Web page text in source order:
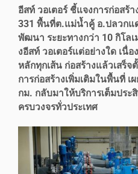
อีสท์ วอเตอร์ ชี้แจงการก่อสร้
331 พื้นที่ต.แม่น้ำคู้ อ.ปลวก
พัฒนา ระยะทางกว่า 10 กิโล
งอีสท์ วอเตอร์แต่อย่างใด เนื่
หลักทุกเส้น ก่อสร้างแล้วเสร็
การก่อสร้างเพิ่มเติมในพื้นที่ เ
กม. กลับมาให้บริการเต็มประ
ครบวงจรทั่วประเทศ